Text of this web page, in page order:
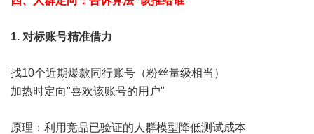
1. 对标账号精准借力
找10个近期爆款同行账号（粉丝量级相当）
加热时定向"喜欢该账号的用户"
原理：利用竞品已验证的人群模型降低测试成本